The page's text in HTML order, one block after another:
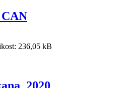
236,05 kB